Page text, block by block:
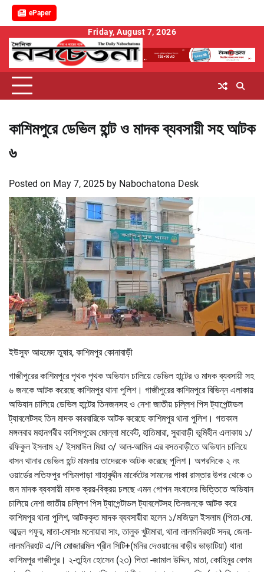
ePaper
content
Friday, August 7, 2026
কাশিমপুরে ডেভিল হান্ট ও মাদক ব্যবসায়ী সহ আটক
৬
Posted on May 7, 2025 by Nabochatona Desk
ইউসুফ আহমেদ তুষার, কাশিমপুর কোনাবাড়ী
গাজীপুরের কাশিমপুরে পৃথক পৃথক অভিযান চালিয়ে ডেভিল হান্টের ও মাদক ব্যবসায়ী সহ
৬ জনকে আটক করেছে কাশিমপুর থানা পুলিশ। গাজীপুরের কাশিমপুরে বিভিন্ন এলাকায়
অভিযান চালিয়ে ডেভিল হান্টের তিনজনসহ ও নেশা জাতীয় চল্লিশ পিস ট্যাপেন্টাডল
ট্যাবলেটসহ তিন মাদক কারবারিকে আটক করেছে কাশিমপুর থানা পুলিশ। গতকাল
মঙ্গলবার মহানগরীর কাশিমপুরের মোল্লা মার্কেট, হাতিমারা, সুরাবাড়ী ভূমিহীন এলাকায় ১/
রফিকুল ইসলাম ২/ ইসমাঈল মিয়া ৩/ আল-আমিন এর বসতবাড়ীতে অভিযান চালিয়ে
বাসন থানার ডেভিল হান্ট মামলায় তাদেরকে আটক করেছে পুলিশ। অপরদিকে ২ নং
ওয়ার্ডের লতিফপুর পশ্চিমপাড়া শাহাবুদ্দীন মার্কেটের সামনের পাকা রাস্তার উপর থেকে ৩
জন মাদক ব্যবসায়ী মাদক ক্রয়-বিক্রয় চলছে এমন গোপন সংবাদের ভিত্তিতে অভিযান
চালিয়ে নেশা জাতীয় চল্লিশ পিস ট্যাপেন্টাডল ট্যাবলেটসহ তিনজনকে আটক করে
কাশিমপুর থানা পুলিশ, আটককৃত মাদক ব্যবসায়ীরা হলেন ১/মজিদুল ইসলাম (পিতা-মো.
আব্দুল গফুর, মাতা-মোসাঃ মনোয়ারা সাং, তালুক খুটামারা, থানা লালমনিরহাট সদর, জেলা-
লালমনিরহাট এ/পি মোজারমিল গ্রীন সিটি+(মনির দেওয়ানের বাড়ীর ভাড়াটিয়া) থানা
কাশিমপুর গাজীপুর। ২-তুহিন হোসেন (২৩) পিতা -জামাল উদ্দিন, মাতা, কোহিনুর বেগম